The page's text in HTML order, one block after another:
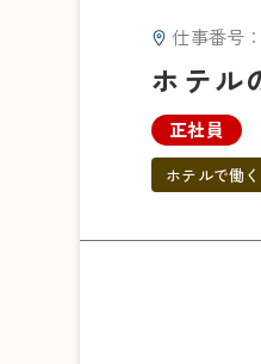
仕事番号
ホテル
正社員
ホテルで働く